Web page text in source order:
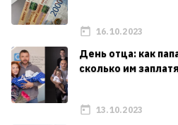
16.10.2023
День отца: как
сколько им
13.10.2023